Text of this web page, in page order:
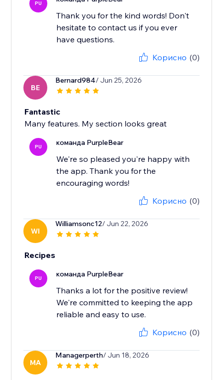
PU
Thank you for the kind words! Don't
hesitate to contact us if you ever
have questions.
Корисно (0)
BE
Bernard984/ Jun 25, 2026
Fantastic
Many features. My section looks great
PU команда PurpleBear
We're so pleased you're happy with
the app. Thank you for the
encouraging words!
Корисно (0)
WI
Williamsonc12/ Jun 22, 2026
Recipes
PU команда PurpleBear
Thanks a lot for the positive review!
We're committed to keeping the app
reliable and easy to use.
Корисно (0)
MA
Managerperth/ Jun 18, 2026